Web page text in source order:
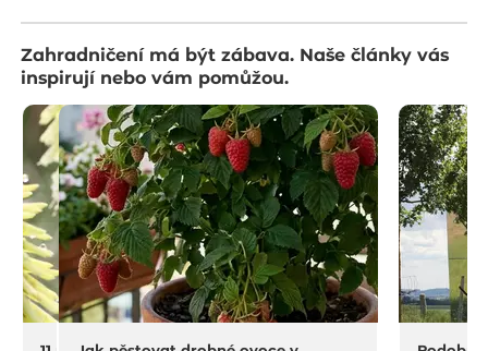
Zahradničení má být zábava. Naše články vás
inspirují nebo vám pomůžou.